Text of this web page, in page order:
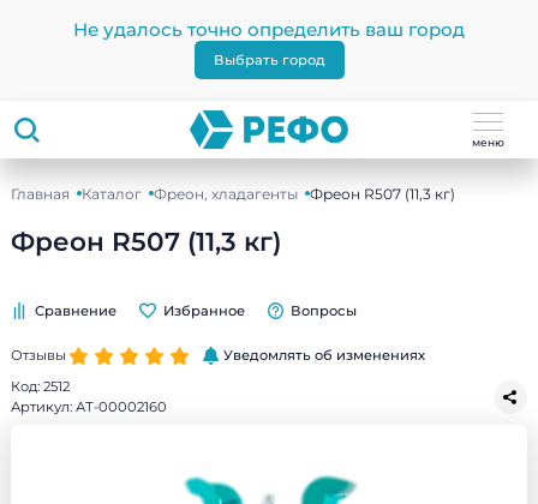
Не удалось точно определить ваш город
Выбрать город
меню
Главная Каталог Фреон, хладагенты Фреон R507 (11,3 кг)
Фреон R507 (11,3 кг)
Сравнение Избранное Вопросы
Отзывы
Уведомлять об изменениях
Код: 2512
Артикул: АТ-00002160